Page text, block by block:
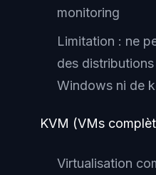
monitoring
Limitation : ne
des
Windows ni de
KVM (VMs
Virtualisation